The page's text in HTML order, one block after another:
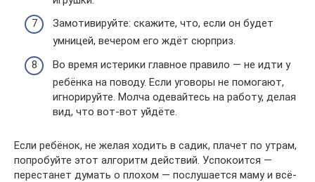
Замотивируйте: скажите, что, если он будет
умницей, вечером его ждёт сюрприз.
Во время истерики главное правило — не идти у
ребёнка на поводу. Если уговоры не помогают,
игнорируйте. Молча одевайтесь на работу, делая
вид, что вот-вот уйдёте.
Если ребёнок, не желая ходить в садик, плачет по утрам,
попробуйте этот алгоритм действий. Успокоится —
перестанет думать о плохом — послушается маму и всё-